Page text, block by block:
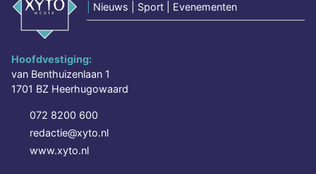
Nieuws | Sport | Evenementen
Hoofdvestiging:
van Benthuizenlaan 1
1701 BZ Heerhugowaard
072 8200 600
redactie@xyto.nl
www.xyto.nl